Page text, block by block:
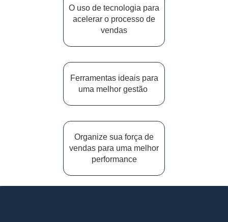
O uso de tecnologia para
acelerar o processo de
vendas
Ferramentas ideais para
uma melhor gestão
Organize sua força de
vendas para uma melhor
performance